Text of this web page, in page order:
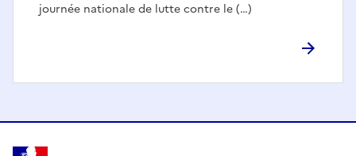
journée nationale de lutte contre le (…)